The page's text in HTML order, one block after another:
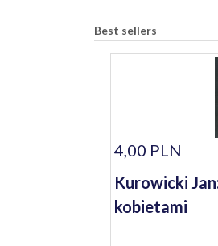
Best sellers
4,00 PLN
Kurowicki
kobietami